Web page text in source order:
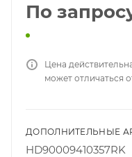
По
Цена
может отличаться
ДОПОЛНИТЕЛЬНЫЕ
HD90009410357RK